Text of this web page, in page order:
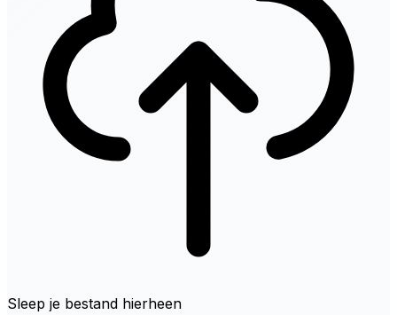
Sleep je bestand hierheen